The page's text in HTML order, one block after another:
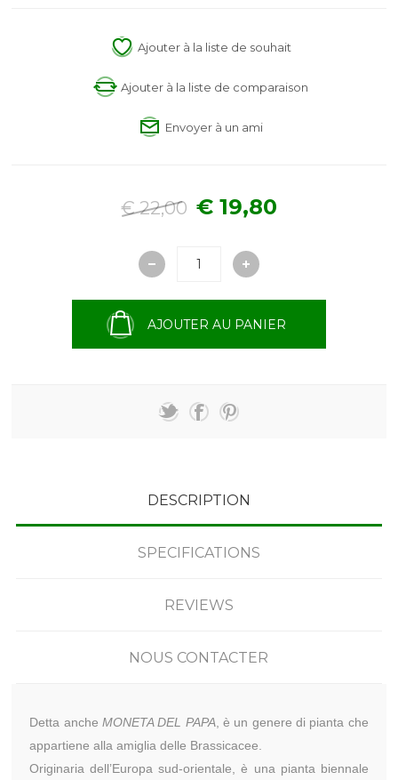
Ajouter à la liste de souhait
Ajouter à la liste de comparaison
Envoyer à un ami
€ 22,00 € 19,80
AJOUTER AU PANIER
DESCRIPTION
SPECIFICATIONS
REVIEWS
NOUS CONTACTER
Detta ancheMONETA DEL PAPA, è un genere di pianta che
appartiene alla amiglia delle Brassicacee.
Originaria dell’Europa sud-orientale, è una pianta biennale